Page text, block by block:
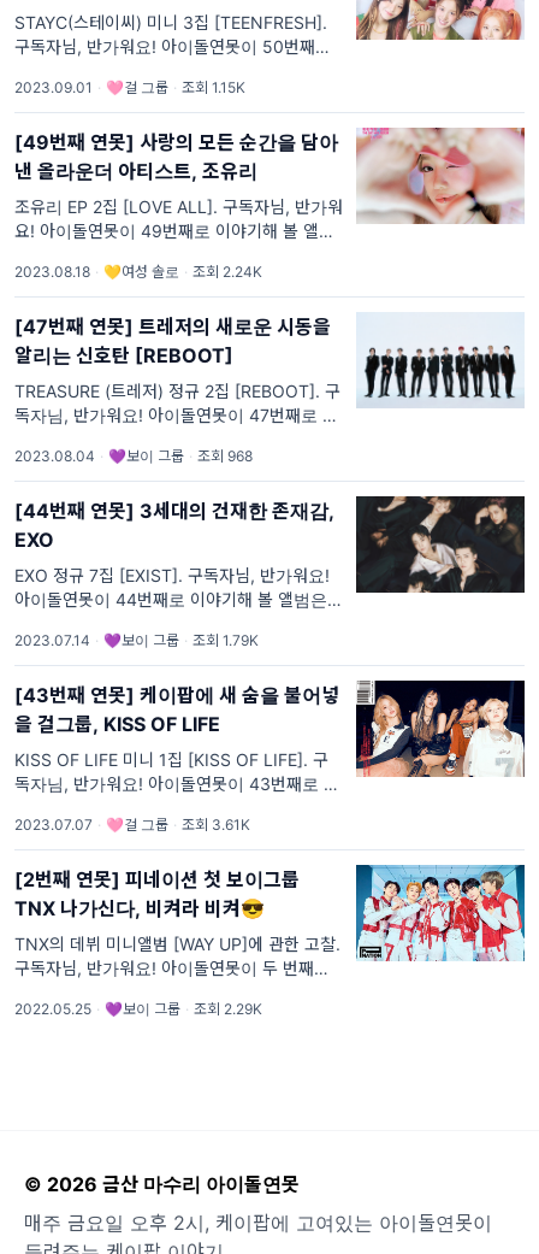
STAYC(스테이씨) 미니 3집 [TEENFRESH].
구독자님, 반가워요! 아이돌연못이 50번째로
입니다. [컴백 탐구] 잔소린 Bubble Bubble
Bubble 🫧
2023.09.01 · 🩷걸 그룹 · 조회 1.15K
[49번째 연못] 사랑의 모든 순간을 담아
낸 올라운더 아티스트, 조유리
조유리 EP 2집 [LOVE ALL]. 구독자님, 반가워
요! 아이돌연못이 49번째로 이야기해 볼 앨범
네 마음을 향해 거침없이 직진🚕💨
2023.08.18 · 💛여성 솔로 · 조회 2.24K
[47번째 연못] 트레저의 새로운 시동을
알리는 신호탄 [REBOOT]
TREASURE (트레저) 정규 2집 [REBOOT]. 구
독자님, 반가워요! 아이돌연못이 47번째로 이
[REBOOT]입니다. [컴백 탐구] “FIND OUR
REBOOT”
2023.08.04 · 💜보이 그룹 · 조회 968
[44번째 연못] 3세대의 건재한 존재감,
EXO
EXO 정규 7집 [EXIST]. 구독자님, 반가워요!
아이돌연못이 44번째로 이야기해 볼 앨범은
록 좀 더 달콤해져 🥤🫧
2023.07.14 · 💜보이 그룹 · 조회 1.79K
[43번째 연못] 케이팝에 새 숨을 불어넣
을 걸그룹, KISS OF LIFE
KISS OF LIFE 미니 1집 [KISS OF LIFE]. 구
독자님, 반가워요! 아이돌연못이 43번째로 이
LIFE]입니다. [데뷔 탐구] 화제의 제작진과
KISS OF LIF
2023.07.07 · 🩷걸 그룹 · 조회 3.61K
[2번째 연못] 피네이션 첫 보이그룹
TNX 나가신다, 비켜라 비켜😎
TNX의 데뷔 미니앨범 [WAY UP]에 관한 고찰.
구독자님, 반가워요! 아이돌연못이 두 번째로
다! TNX는 데뷔 직후 미니앨범 [WAY UP]이
2022.05.25 · 💜보이 그룹 · 조회 2.29K
© 2026 금산 마수리 아이돌연못
매주 금요일 오후 2시, 케이팝에 고여있는 아이돌연못이